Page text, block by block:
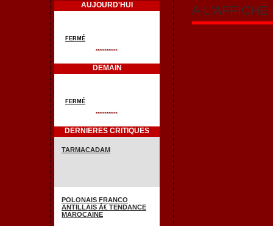
AUJOURD'HUI
FERMÉ
************
DEMAIN
FERMÉ
************
DERNIERES CRITIQUES
TARMACADAM
POLONAIS FRANCO
ANTILLAIS Ã€ TENDANCE
MAROCAINE
A L'AFFICHE